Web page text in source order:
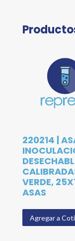
220214 |
VERDE,
ASAS
Agregar a